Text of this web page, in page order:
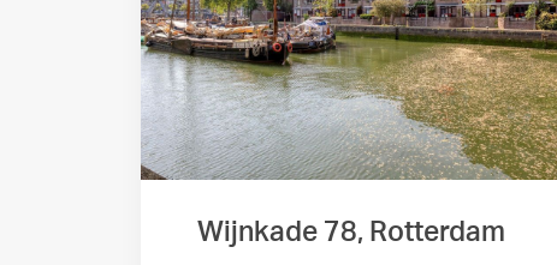
Wijnkade 78, Rotterdam